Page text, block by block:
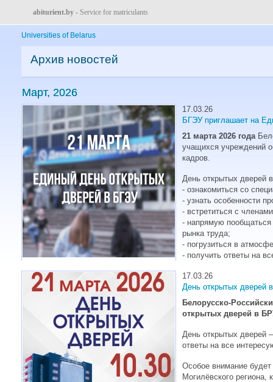
abiturient.by - Service for matriculants
Universities of Belarus
Архив новостей
Март, 2026
17.03.26
БГЭУ приглашает на
21 марта 2026 года
учащихся учреждений
кадров.
День открытых дверей
- ознакомиться со
- узнать особенности
- встретиться с
- напрямую пообщаться
рынка труда;
- погрузиться в
- получить ответы на
17.03.26
День открытых дверей
Белорусско-
открытых дверей в
День открытых дверей
ответы на все
Особое внимание будет
Могилёвского региона,